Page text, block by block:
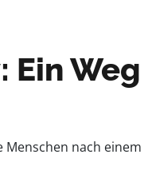
Ein
Menschen nach